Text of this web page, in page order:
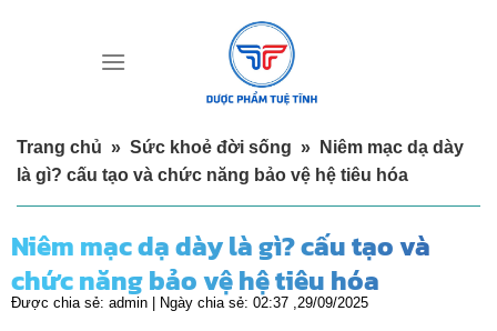
Trang chủ » Sức khoẻ đời sống »
Niêm mạc dạ dày
là gì? cấu tạo và chức năng bảo vệ hệ tiêu hóa
Niêm mạc dạ dày là gì? cấu tạo và
chức năng bảo vệ hệ tiêu hóa
Được chia sẻ: admin | Ngày chia sẻ: 02:37 ,29/09/2025